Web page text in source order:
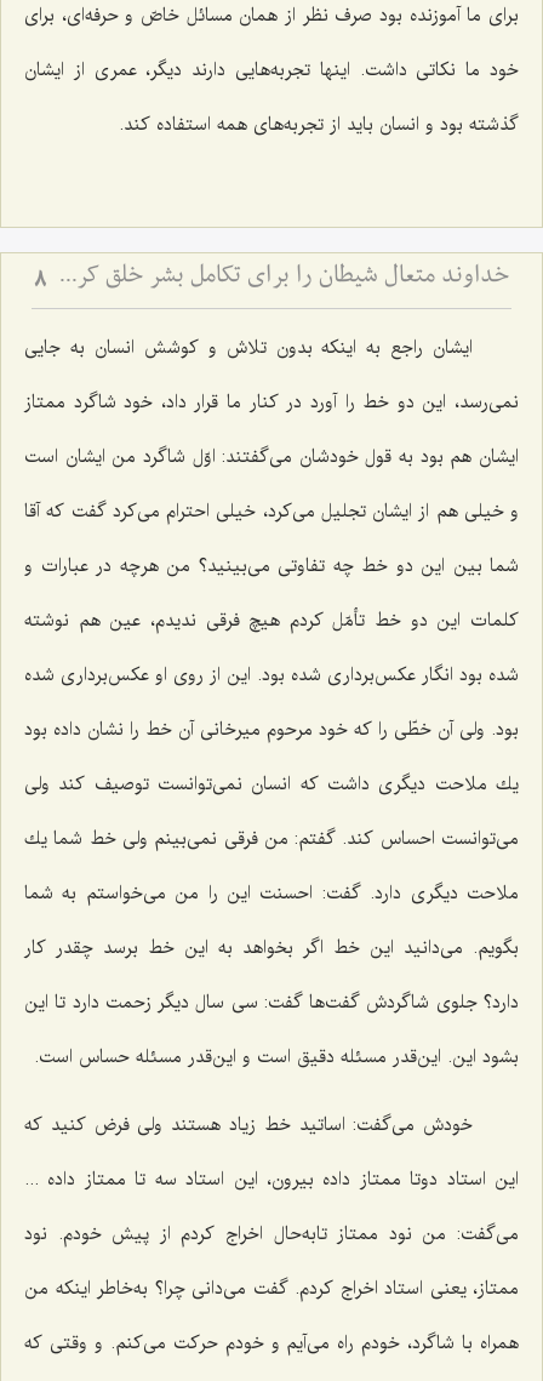
برای ما آموزنده بود صرف نظر از همان مسائل خاصّ و حرفه‌ای، برای
خود ما نكاتی داشت. اینها تجربه‌هایی دارند دیگر، عمری از ایشان
گذشته بود و انسان باید از تجربه‌های همه استفاده كند.
خداوند متعال شیطان را برای تکامل بشر خلق کرده است 8
ایشان راجع به اینكه بدون تلاش و كوشش انسان به جایی
نمی‌رسد، این دو خط را آورد در كنار ما قرار داد، خود شاگرد ممتاز
ایشان هم بود به قول خودشان می‌گفتند: اوّل شاگرد من ایشان است
و خیلی هم از ایشان تجلیل می‌كرد، خیلی احترام می‌كرد گفت كه آقا
شما بین این دو خط چه تفاوتی می‌بینید؟ من هرچه در عبارات و
كلمات این دو خط تأمّل كردم هیچ فرقی ندیدم، عین هم نوشته
شده بود انگار عكس‌برداری شده بود. این از روی او عكس‌برداری شده
بود. ولی آن خطّی را كه خود مرحوم میرخانی آن خط را نشان داده بود
یك ملاحت دیگری داشت كه انسان نمی‌توانست توصیف كند ولی
می‌توانست احساس كند. گفتم: من فرقی نمی‌بینم ولی خط شما یك
ملاحت دیگری دارد. گفت: احسنت این را من می‌خواستم به شما
بگویم. می‌دانید این خط اگر بخواهد به این خط برسد چقدر كار
دارد؟ جلوی شاگردش گفت‌ها گفت: سی سال دیگر زحمت دارد تا این
بشود این. این‌قدر مسئله دقیق است و این‌قدر مسئله حساس است.
خودش می‌گفت: اساتید خط زیاد هستند ولی فرض كنید كه
این استاد دوتا ممتاز داده بیرون، این استاد سه تا ممتاز داده ...
می‌گفت: من نود ممتاز تابه‌حال اخراج كردم از پیش خودم. نود
ممتاز، یعنی استاد اخراج كردم. گفت می‌دانی چرا؟ به‌خاطر اینكه من
همراه با شاگرد، خودم راه می‌آیم و خودم حركت می‌كنم. و وقتی كه